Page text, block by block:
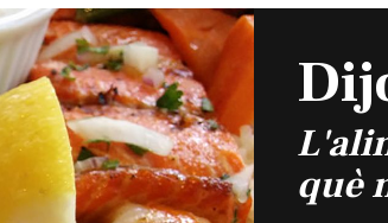
què